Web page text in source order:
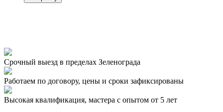
Срочный выезд в пределах Зеленограда
Работаем по договору, цены и сроки зафиксированы
Высокая квалификация, мастера с опытом от 5 лет